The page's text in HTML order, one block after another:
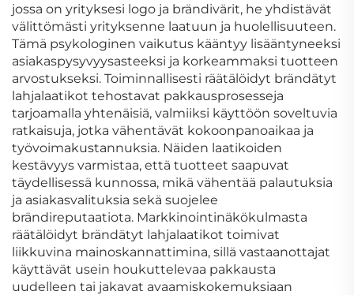
jossa on yrityksesi logo ja brändivärit, he yhdistävät
välittömästi yrityksenne laatuun ja huolellisuuteen.
Tämä psykologinen vaikutus kääntyy lisääntyneeksi
asiakaspysyvyysasteeksi ja korkeammaksi tuotteen
arvostukseksi. Toiminnallisesti räätälöidyt brändätyt
lahjalaatikot tehostavat pakkausprosesseja
tarjoamalla yhtenäisiä, valmiiksi käyttöön soveltuvia
ratkaisuja, jotka vähentävät kokoonpanoaikaa ja
työvoimakustannuksia. Näiden laatikoiden
kestävyys varmistaa, että tuotteet saapuvat
täydellisessä kunnossa, mikä vähentää palautuksia
ja asiakasvalituksia sekä suojelee
brändireputaatiota. Markkinointinäkökulmasta
räätälöidyt brändätyt lahjalaatikot toimivat
liikkuvina mainoskannattimina, sillä vastaanottajat
käyttävät usein houkuttelevaa pakkausta
uudelleen tai jakavat avaamiskokemuksiaan